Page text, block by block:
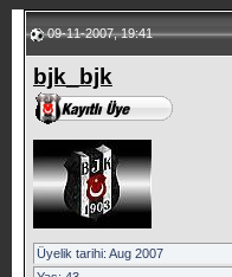
09-11-2007, 19:41
bjk_bjk
Üyelik tarihi: Aug 2007